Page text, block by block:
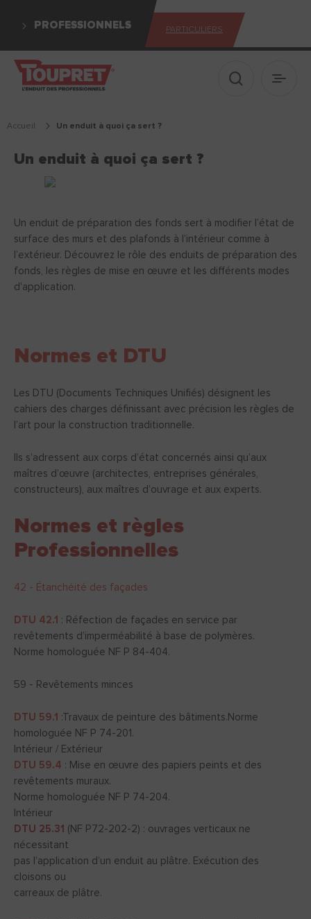
PROFESSIONNELS PARTICULIERS
Afficher le
Accueil un enduit à quoi ça sert ?
Un enduit à quoi ça sert ?
Un enduit de préparation des fonds sert à modifier l’état de
surface des murs et des plafonds à l’intérieur comme à
l’extérieur. Découvrez le rôle des enduits de préparation des
fonds, les règles de mise en œuvre et les différents modes
d'application.
Normes et DTU
Les DTU (Documents Techniques Unifiés) désignent les
cahiers des charges définissant avec précision les règles de
l’art pour la construction traditionnelle.
Ils s’adressent aux corps d’état concernés ainsi qu’aux
maîtres d’œuvre (architectes, entreprises générales,
constructeurs), aux maîtres d’ouvrage et aux experts.
Normes et règles
Professionnelles
42 - Étanchéité des façades
DTU 42.1 : Réfection de façades en service par
revêtements d’imperméabilité à base de polymères.
Norme homologuée NF P 84-404.
59 - Revêtements minces
DTU 59.1 :Travaux de peinture des bâtiments.Norme
homologuée NF P 74-201.
Intérieur / Extérieur
DTU 59.4 : Mise en œuvre des papiers peints et des
revêtements muraux.
Norme homologuée NF P 74-204.
Intérieur
DTU 25.31 (NF P72-202-2) : ouvrages verticaux ne
nécessitant
pas l’application d’un enduit au plâtre. Exécution des
cloisons ou
carreaux de plâtre.